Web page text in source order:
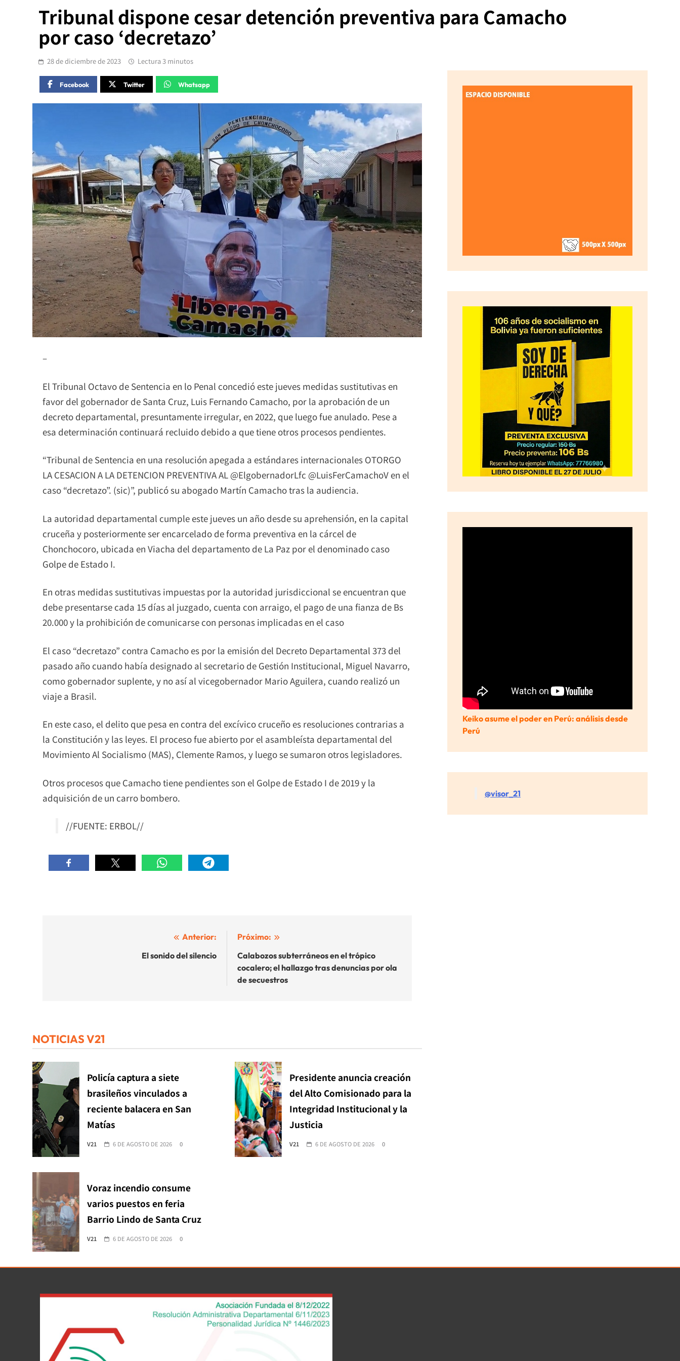
Tribunal dispone cesar detención preventiva para Camacho
por caso ‘decretazo’
28 de diciembre de 2023 Lectura 3 minutos
Facebook Twitter Whatsapp
–
El Tribunal Octavo de Sentencia en lo Penal concedió este jueves medidas sustitutivas en
favor del gobernador de Santa Cruz, Luis Fernando Camacho, por la aprobación de un
decreto departamental, presuntamente irregular, en 2022, que luego fue anulado. Pese a
esa determinación continuará recluido debido a que tiene otros procesos pendientes.
“Tribunal de Sentencia en una resolución apegada a estándares internacionales OTORGO
LA CESACION A LA DETENCION PREVENTIVA AL @ElgobernadorLfc @LuisFerCamachoV en el
caso “decretazo”. (sic)”, publicó su abogado Martín Camacho tras la audiencia.
La autoridad departamental cumple este jueves un año desde su aprehensión, en la capital
cruceña y posteriormente ser encarcelado de forma preventiva en la cárcel de
Chonchocoro, ubicada en Viacha del departamento de La Paz por el denominado caso
Golpe de Estado I.
En otras medidas sustitutivas impuestas por la autoridad jurisdiccional se encuentran que
debe presentarse cada 15 días al juzgado, cuenta con arraigo, el pago de una fianza de Bs
20.000 y la prohibición de comunicarse con personas implicadas en el caso
El caso “decretazo” contra Camacho es por la emisión del Decreto Departamental 373 del
pasado año cuando había designado al secretario de Gestión Institucional, Miguel Navarro,
como gobernador suplente, y no así al vicegobernador Mario Aguilera, cuando realizó un
viaje a Brasil.
En este caso, el delito que pesa en contra del excívico cruceño es resoluciones contrarias a
la Constitución y las leyes. El proceso fue abierto por el asambleísta departamental del
Movimiento Al Socialismo (MAS), Clemente Ramos, y luego se sumaron otros legisladores.
Otros procesos que Camacho tiene pendientes son el Golpe de Estado I de 2019 y la
adquisición de un carro bombero.
//FUENTE: ERBOL//
Anterior:
El sonido del silencio
Próximo:
Calabozos subterráneos en el trópico
cocalero; el hallazgo tras denuncias por ola
de secuestros
NOTICIAS V21
Policía captura a siete
brasileños vinculados a
reciente balacera en San
Matías
V21 6 DE AGOSTO DE 2026 0
Presidente anuncia creación
del Alto Comisionado para la
Integridad Institucional y la
Justicia
V21 6 DE AGOSTO DE 2026 0
Voraz incendio consume
varios puestos en feria
Barrio Lindo de Santa Cruz
V21 6 DE AGOSTO DE 2026 0
Keiko asume el poder en Perú: análisis desde
Perú
@visor_21